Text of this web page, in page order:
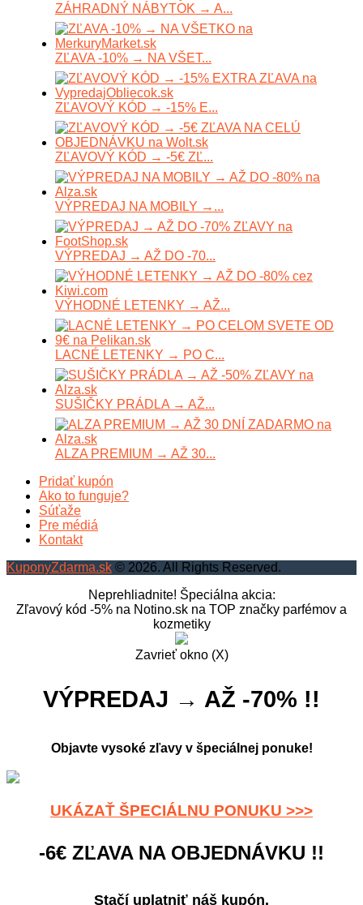
ZÁHRADNÝ NÁBYTOK → A...
ZĽAVA -10% → NA VŠET...
ZĽAVOVÝ KÓD → -15% E...
ZĽAVOVÝ KÓD → -5€ ZĽ...
VÝPREDAJ NA MOBILY →...
VÝPREDAJ → AŽ DO -70...
VÝHODNÉ LETENKY → AŽ...
LACNÉ LETENKY → PO C...
SUŠIČKY PRÁDLA → AŽ...
ALZA PREMIUM → AŽ 30...
Pridať kupón
Ako to funguje?
Súťaže
Pre médiá
Kontakt
KuponyZdarma.sk © 2026. All Rights Reserved.
Neprehliadnite! Špeciálna akcia:
Zľavový kód -5% na Notino.sk na TOP značky parfémov a
kozmetiky
Zavrieť okno (X)
VÝPREDAJ → AŽ -70% !!
Objavte vysoké zľavy v špeciálnej ponuke!
UKÁZAŤ ŠPECIÁLNU PONUKU >>>
-6€ ZĽAVA NA OBJEDNÁVKU !!
Stačí uplatniť náš kupón.